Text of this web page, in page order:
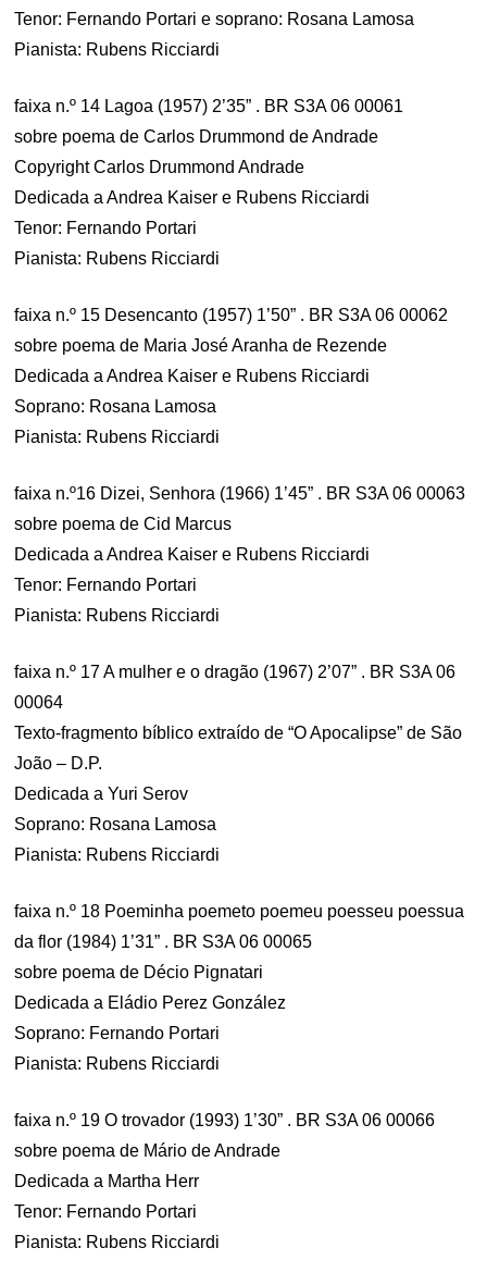
Tenor: Fernando Portari e soprano: Rosana Lamosa
Pianista: Rubens Ricciardi
faixa n.º 14 Lagoa (1957) 2’35” . BR S3A 06 00061
sobre poema de Carlos Drummond de Andrade
Copyright Carlos Drummond Andrade
Dedicada a Andrea Kaiser e Rubens Ricciardi
Tenor: Fernando Portari
Pianista: Rubens Ricciardi
faixa n.º 15 Desencanto (1957) 1’50” . BR S3A 06 00062
sobre poema de Maria José Aranha de Rezende
Dedicada a Andrea Kaiser e Rubens Ricciardi
Soprano: Rosana Lamosa
Pianista: Rubens Ricciardi
faixa n.º16 Dizei, Senhora (1966) 1’45” . BR S3A 06 00063
sobre poema de Cid Marcus
Dedicada a Andrea Kaiser e Rubens Ricciardi
Tenor: Fernando Portari
Pianista: Rubens Ricciardi
faixa n.º 17 A mulher e o dragão (1967) 2’07” . BR S3A 06
00064
Texto-fragmento bíblico extraído de “O Apocalipse” de São
João – D.P.
Dedicada a Yuri Serov
Soprano: Rosana Lamosa
Pianista: Rubens Ricciardi
faixa n.º 18 Poeminha poemeto poemeu poesseu poessua
da flor (1984) 1’31” . BR S3A 06 00065
sobre poema de Décio Pignatari
Dedicada a Eládio Perez González
Soprano: Fernando Portari
Pianista: Rubens Ricciardi
faixa n.º 19 O trovador (1993) 1’30” . BR S3A 06 00066
sobre poema de Mário de Andrade
Dedicada a Martha Herr
Tenor: Fernando Portari
Pianista: Rubens Ricciardi